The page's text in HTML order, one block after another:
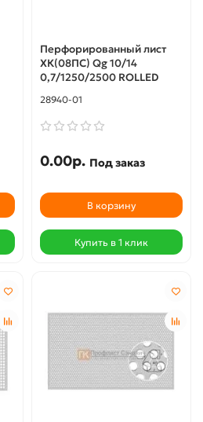
Перфорированный лист
ХК(08ПС) Qg 10/14
0,7/1250/2500 ROLLED
28940-01
0.00р. Под заказ
В корзину
Купить в 1 клик